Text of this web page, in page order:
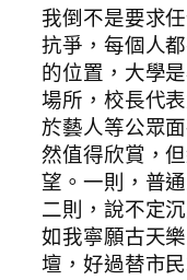
我倒不是要求
抗爭，每個人
的位置，大學
場所，校長代
於藝人等公眾
然值得欣賞，
望。一則，普
二則，說不定
如我寧願古天
壇，好過替市